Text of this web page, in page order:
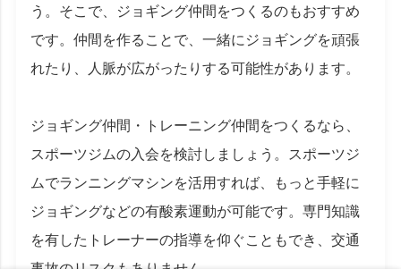
う。そこで、ジョギング仲間をつくるのもおすすめ
です。仲間を作ることで、一緒にジョギングを頑張
れたり、人脈が広がったりする可能性があります。
ジョギング仲間・トレーニング仲間をつくるなら、
スポーツジムの入会を検討しましょう。スポーツジ
ムでランニングマシンを活用すれば、もっと手軽に
ジョギングなどの有酸素運動が可能です。専門知識
を有したトレーナーの指導を仰ぐこともでき、交通